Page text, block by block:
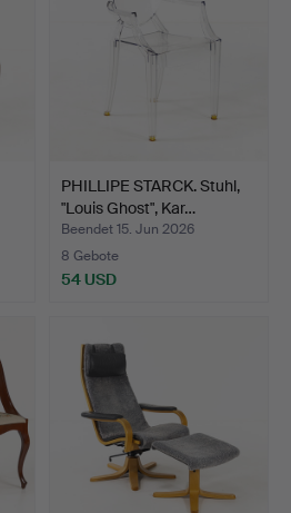
PHILLIPE STARCK. Stuhl,
"Louis Ghost", Kar…
Beendet 15. Jun 2026
8 Gebote
54 USD